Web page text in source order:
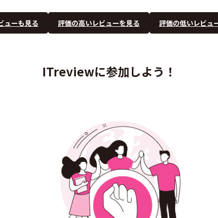
ューも見る 評価の高いレビューを見る 評価の低いレビュ
ITreviewに参加しよう！